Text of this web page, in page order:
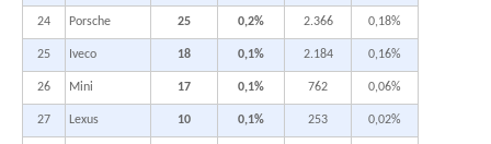
24 Porsche 25 0,2% 2.366 0,18%
25 Iveco 18 0,1% 2.184 0,16%
26 Mini 17 0,1% 762 0,06%
27 Lexus 10 0,1% 253 0,02%